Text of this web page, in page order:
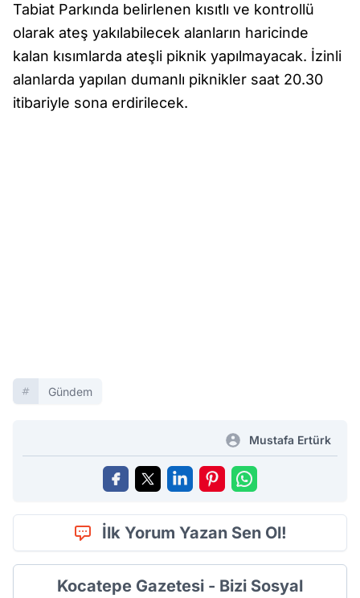
Tabiat Parkında belirlenen kısıtlı ve kontrollü
olarak ateş yakılabilecek alanların haricinde
kalan kısımlarda ateşli piknik yapılmayacak. İzinli
alanlarda yapılan dumanlı piknikler saat 20.30
itibariyle sona erdirilecek.
Gündem
Mustafa Ertürk
İlk Yorum Yazan Sen Ol!
Kocatepe Gazetesi - Bizi Sosyal